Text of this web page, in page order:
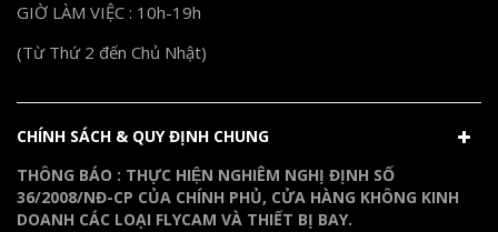
GIỜ LÀM VIỆC : 10h-19h
(Từ Thứ 2 đến Chủ Nhật)
CHÍNH SÁCH & QUY ĐỊNH CHUNG
THÔNG BÁO : THỰC HIỆN NGHIÊM NGHỊ ĐỊNH SỐ
36/2008/NĐ-CP CỦA CHÍNH PHỦ, CỬA HÀNG KHÔNG KINH
DOANH CÁC LOẠI FLYCAM VÀ THIẾT BỊ BAY.